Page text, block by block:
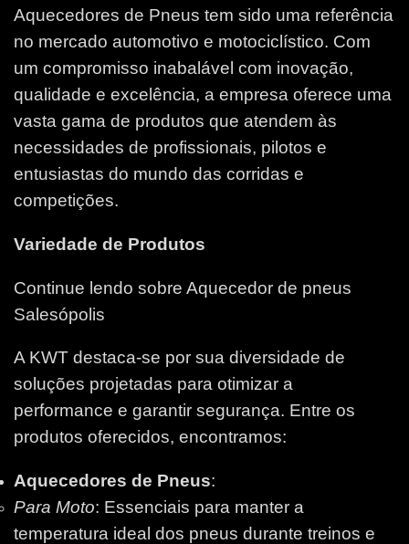
Aquecedores de Pneus tem sido uma referência
no mercado automotivo e motociclístico. Com
um compromisso inabalável com inovação,
qualidade e excelência, a empresa oferece uma
vasta gama de produtos que atendem às
necessidades de profissionais, pilotos e
entusiastas do mundo das corridas e
competições.
Variedade de Produtos
Continue lendo sobre Aquecedor de pneus
Salesópolis
A KWT destaca-se por sua diversidade de
soluções projetadas para otimizar a
performance e garantir segurança. Entre os
produtos oferecidos, encontramos:
Aquecedores de Pneus:
Para Moto: Essenciais para manter a
temperatura ideal dos pneus durante treinos e